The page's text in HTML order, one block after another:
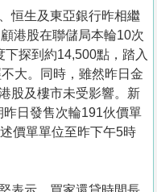
恒生及東亞銀行昨相繼
港股在聯儲局本輪10次
探到約14,500點，踏入
大。同時，雖然昨日金
股及樓市未受影響。新
日發售次輪191伙價單
價單單位至昨下午5時